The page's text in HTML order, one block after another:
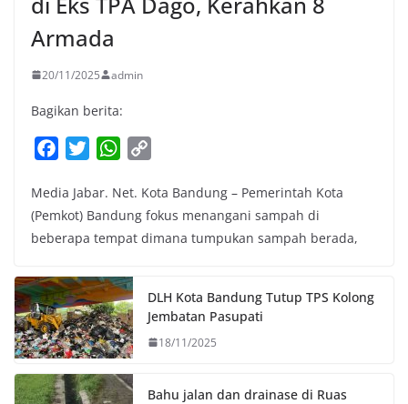
Armada
20/11/2025 admin
Bagikan berita:
c
e
b
o
k
i
t
t
r
W
a
t
s
p
p
p
y
L
n
k
Media Jabar. Net. Kota Bandung – Pemerintah Kota
(Pemkot) Bandung fokus menangani sampah di
beberapa tempat dimana tumpukan sampah berada,
DLH Kota Bandung Tutup TPS Kolong
Jembatan Pasupati
18/11/2025
Bahu jalan dan drainase di Ruas